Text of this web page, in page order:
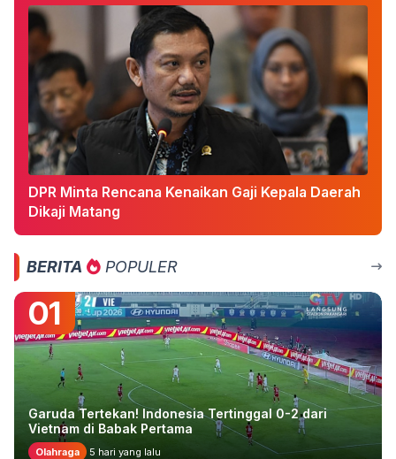
DPR Minta Rencana Kenaikan Gaji Kepala Daerah
Dikaji Matang
BERITA POPULER
01
Garuda Tertekan! Indonesia Tertinggal 0-2 dari
Vietnam di Babak Pertama
Olahraga 5 hari yang lalu